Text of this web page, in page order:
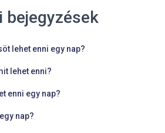
bejegyzések
lehet enni egy nap?
lehet enni?
enni egy nap?
nap?